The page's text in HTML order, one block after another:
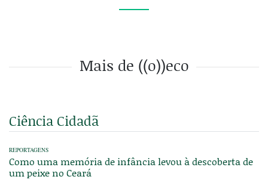
Mais de ((o))eco
Ciência Cidadã
REPORTAGENS
Como uma memória de infância levou à descoberta de
um peixe no Ceará